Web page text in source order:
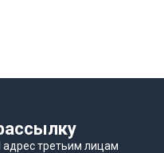
третьим лицам